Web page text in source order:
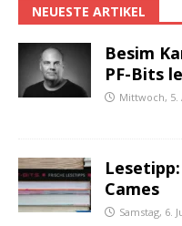
NEUESTE ARTIKEL
Besim
PF-Bits
Mittwoch, 5.
Cames
Samstag, 6.